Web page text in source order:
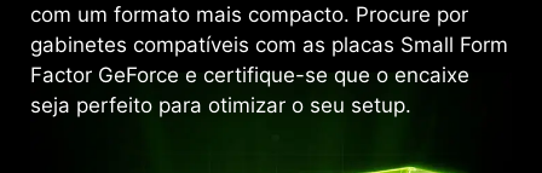
com um formato mais compacto. Procure por
gabinetes compatíveis com as placas Small Form
Factor GeForce e certifique-se que o encaixe
seja perfeito para otimizar o seu setup.